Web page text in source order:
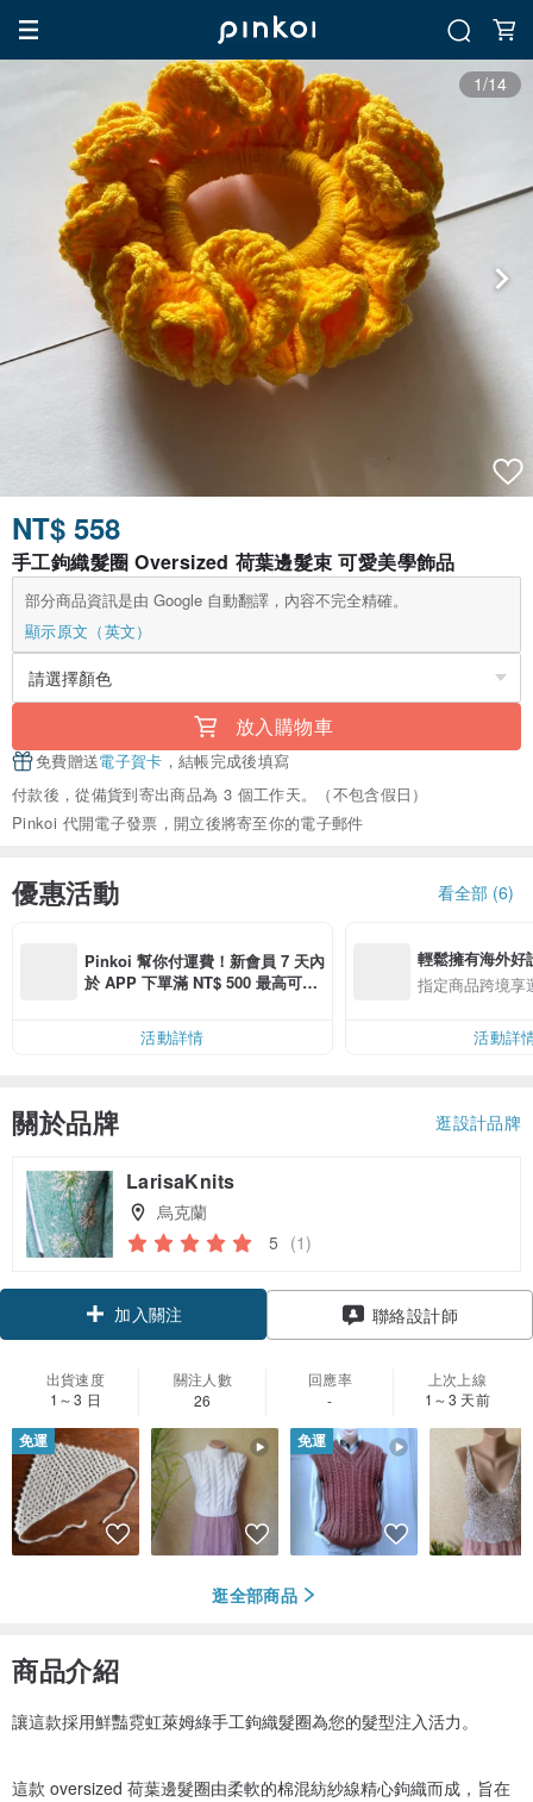
1/14
NT$ 558
手工鉤織髮圈 Oversized 荷葉邊髮束 可愛美學飾品
部分商品資訊是由 Google 自動翻譯，內容不完全精確。
顯示原文（英文）
放入購物車
免費贈送電子賀卡 ，結帳完成後填寫
付款後，從備貨到寄出商品為 3 個工作天。（不包含假日）
Pinkoi 代開電子發票，開立後將寄至你的電子郵件
優惠活動 看全部 (6)
Pinkoi 幫你付運費！新會員 7 天內
於 APP 下單滿 NT$ 500 最高可折
活動詳情
輕鬆擁有海外好
指定商品跨境享
活動詳
關於品牌 逛設計品牌
LarisaKnits
烏克蘭
5 (1)
加入關注 聯絡設計師
出貨速度
1～3 日
關注人數
26
回應率
-
上次上線
1～3 天前
免運 免運
逛全部商品
商品介紹
讓這款採用鮮豔霓虹萊姆綠手工鉤織髮圈為您的髮型注入活力。
這款 oversized 荷葉邊髮圈由柔軟的棉混紡紗線精心鉤織而成，旨在